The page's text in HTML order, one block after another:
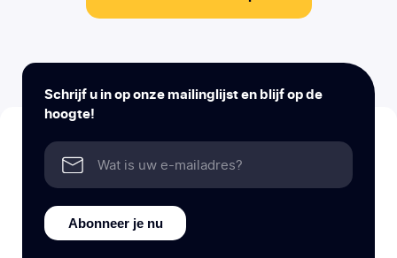
Schrijf u in op onze mailinglijst en blijf op de
hoogte!
Abonneer je nu